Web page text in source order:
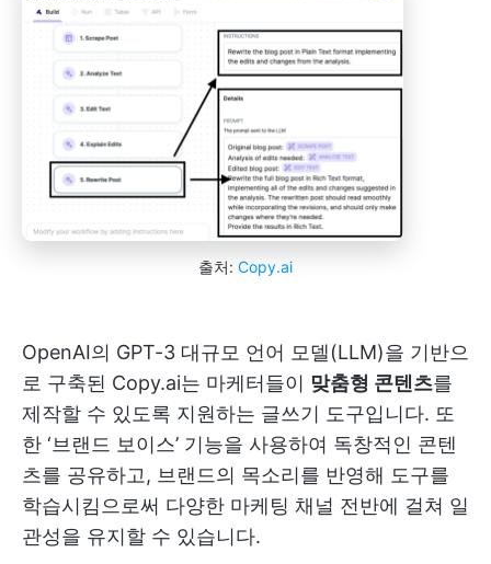
출처: Copy.ai
OpenAI의 GPT-3 대규모 언어 모델(LLM)을 기반으
로 구축된 Copy.ai는 마케터들이 맞춤형 콘텐츠를
제작할 수 있도록 지원하는 글쓰기 도구입니다. 또
한 ‘브랜드 보이스’ 기능을 사용하여 독창적인 콘텐
츠를 공유하고, 브랜드의 목소리를 반영해 도구를
학습시킴으로써 다양한 마케팅 채널 전반에 걸쳐 일
관성을 유지할 수 있습니다.